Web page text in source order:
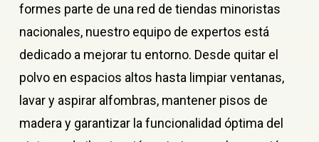
formes parte de una red de tiendas minoristas
nacionales, nuestro equipo de expertos está
dedicado a mejorar tu entorno. Desde quitar el
polvo en espacios altos hasta limpiar ventanas,
lavar y aspirar alfombras, mantener pisos de
madera y garantizar la funcionalidad óptima del